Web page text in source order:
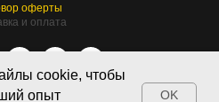
cookie, чтобы
опыт
OK
оферты
и оплата